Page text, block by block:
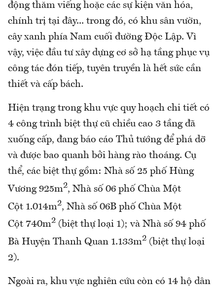
động thăm viếng hoặc các sự kiện văn hóa,
chính trị tại đây... trong đó, có khu sân vườn,
cây xanh phía Nam cuối đường Độc Lập. Vì
vậy, việc đầu tư xây dựng cơ sở hạ tầng phục vụ
công tác đón tiếp, tuyên truyền là hết sức cần
thiết và cấp bách.
Hiện trạng trong khu vực quy hoạch chi tiết có
4 công trình biệt thự cũ chiều cao 3 tầng đã
xuống cấp, đang báo cáo Thủ tướng để phá dỡ
và được bao quanh bởi hàng rào thoáng. Cụ
thể, các biệt thự gồm: Nhà số 25 phố Hùng
Vương 925m2, Nhà số 06 phố Chùa Một
Cột 1.014m2, Nhà số 06B phố Chùa Một
Cột 740m2 (biệt thự loại 1); và Nhà số 94 phố
Bà Huyện Thanh Quan 1.133m2 (biệt thự loại
2).
Ngoài ra, khu vực nghiên cứu còn có 14 hộ dân